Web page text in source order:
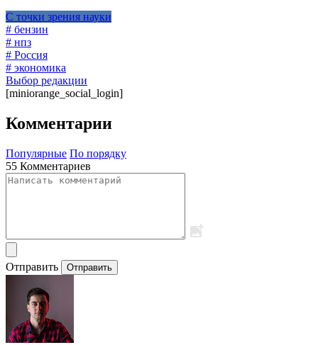
С точки зрения науки
# бензин
# нпз
# Россия
# экономика
Выбор редакции
[miniorange_social_login]
Комментарии
Популярные По порядку
55 Комментариев
Отправить Отправить